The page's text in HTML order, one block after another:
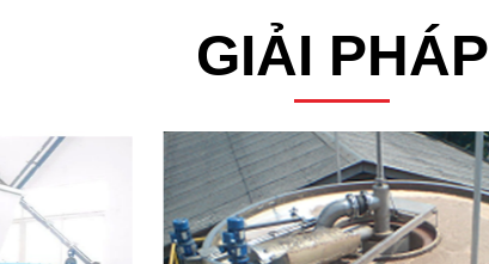
GIẢI PHÁP